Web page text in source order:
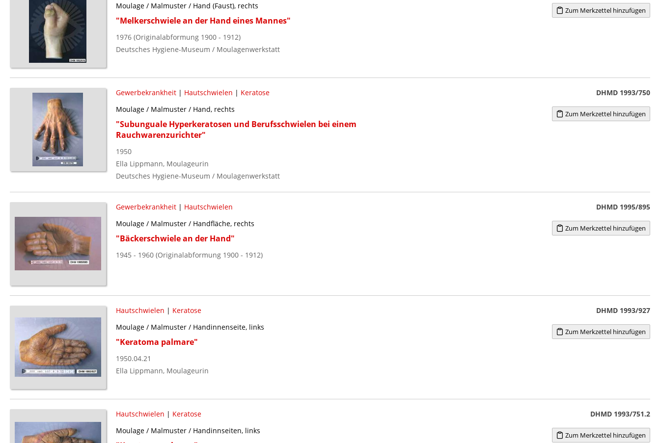
Moulage / Malmuster / Hand (Faust), rechts
"Melkerschwiele an der Hand eines Mannes"
1976 (Originalabformung 1900 - 1912)
Deutsches Hygiene-Museum / Moulagenwerkstatt
Zum Merkzettel hinzufügen
Gewerbekrankheit| Hautschwielen | Keratose
Moulage / Malmuster / Hand, rechts
"Subunguale Hyperkeratosen und Berufsschwielen bei einem
Rauchwarenzurichter"
1950
Ella Lippmann, Moulageurin
Deutsches Hygiene-Museum / Moulagenwerkstatt
DHMD 1993/750
Zum Merkzettel hinzufügen
Gewerbekrankheit| Hautschwielen
Moulage / Malmuster / Handfläche, rechts
"Bäckerschwiele an der Hand"
1945 - 1960 (Originalabformung 1900 - 1912)
DHMD 1995/895
Zum Merkzettel hinzufügen
Hautschwielen | Keratose
Moulage / Malmuster / Handinnenseite, links
"Keratoma palmare"
1950.04.21
Ella Lippmann, Moulageurin
DHMD 1993/927
Zum Merkzettel hinzufügen
Hautschwielen | Keratose
Moulage / Malmuster / Handinnseiten, links
DHMD 1993/751.2
Zum Merkzettel hinzufügen